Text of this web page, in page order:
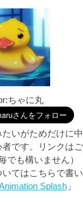
ちゃに丸
いがためだけに
です。リンクは
でも構いません）
てはこちらで書
Splash」